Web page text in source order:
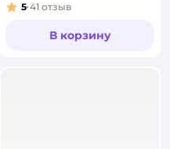
Рейтинг:
5 41 отзыв
В корзину